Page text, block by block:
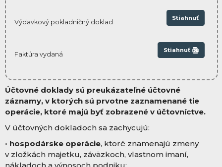
Výdavkový pokladničný doklad
Stiahnuť
Faktúra vydaná
Stiahnuť
Účtovné doklady sú preukázateľné účtovné
záznamy, v ktorých sú prvotne zaznamenané tie
operácie, ktoré majú byť zobrazené v účtovníctve.
V účtovných dokladoch sa zachycujú:
• hospodárske operácie, ktoré znamenajú zmeny
v zložkách majetku, záväzkoch, vlastnom imaní,
nákladoch a výnosoch podniku;